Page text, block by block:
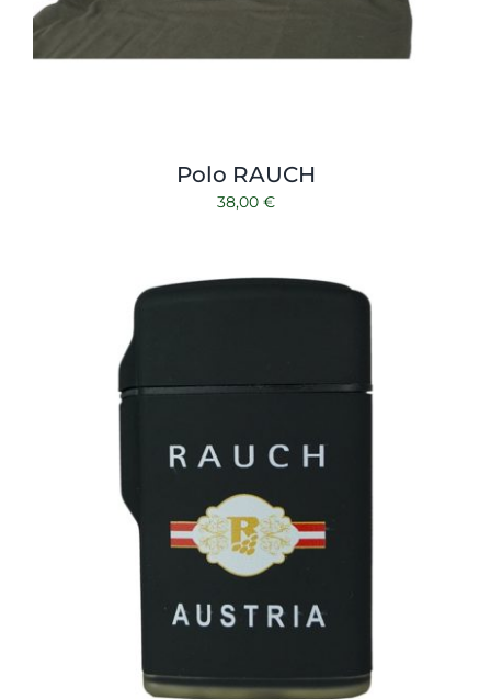
Polo RAUCH
38,00 €